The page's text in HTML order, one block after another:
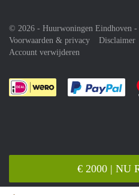
€ 2000 | NU
© 2026 - Huurwoningen Eindhoven
Voorwaarden & privacy
Disclaimer
Account verwijderen
Je